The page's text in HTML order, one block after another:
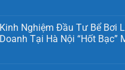
Kinh Nghiệm Đầu Tư Bể Bơi
Doanh Tại Hà Nội “Hốt Bạc”